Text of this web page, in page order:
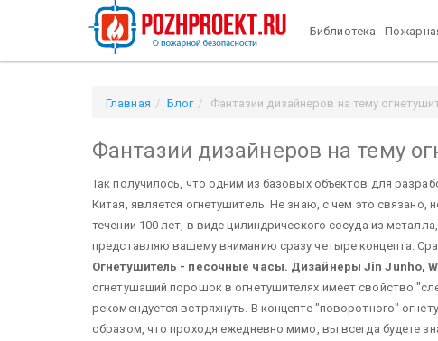
Библиотека
Главная Блог Фантазии дизайнеров на тему
Фантазии дизайнеров на тему
Так получилось, что одним из базовых объектов для
Китая, является огнетушитель. Не знаю, с чем это
течении 100 лет, в виде цилиндрического сосуда из
представляю вашему вниманию сразу четыре концепта.
Огнетушитель - песочные часы. Дизайнеры Jin Junho,
огнетушащий порошок в огнетушителях имеет свойство
рекомендуется встряхнуть. В концепте "поворотного"
образом, что проходя ежедневно мимо, вы всегда будете